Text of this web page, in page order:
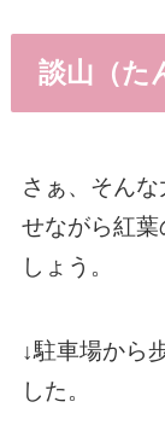
談山（た
さぁ、そん
せながら紅葉
しょう。
↓駐車場から
した。